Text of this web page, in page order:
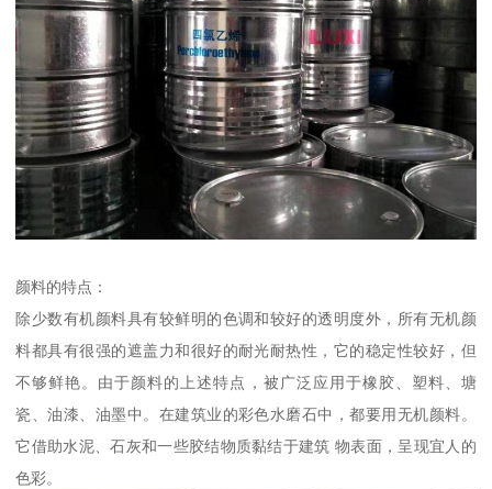
颜料的特点：
除少数有机颜料具有较鲜明的色调和较好的透明度外，所有无机颜
料都具有很强的遮盖力和很好的耐光耐热性，它的稳定性较好，但
不够鲜艳。由于颜料的上述特点，被广泛应用于橡胶、塑料、塘
瓷、油漆、油墨中。在建筑业的彩色水磨石中，都要用无机颜料。
它借助水泥、石灰和一些胶结物质黏结于建筑 物表面，呈现宜人的
色彩。